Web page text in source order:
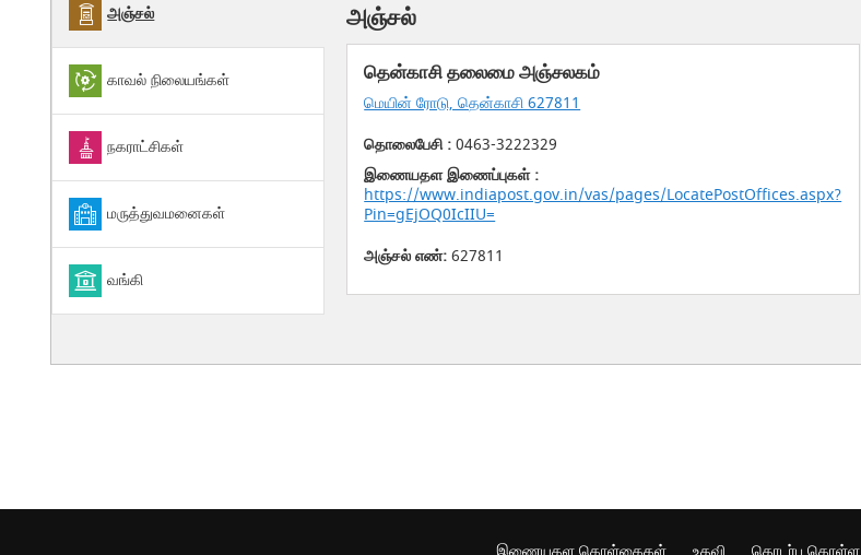
அஞ்சல்
காவல் நிலையங்கள்
நகராட்சிகள்
மருத்துவமனைகள்
வங்கி
அஞ்சல்
தென்காசி தலைமை அஞ்சலகம்
மெயின் ரோடு, தென்காசி 627811
தொலைபேசி :0463-3222329
இணையதள இணைப்புகள் :
https://www.indiapost.gov.in/vas/pages/LocatePostOffices.aspx?
Pin=gEjOQ0IcIIU=
அஞ்சல் எண்:627811